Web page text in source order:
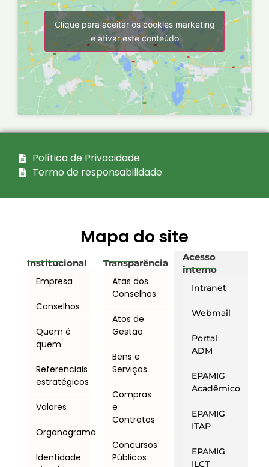
Clique para aceitar os cookies marketing
e ativar este conteúdo
Política de Privacidade
Termo de responsabilidade
Mapa do site
Institucional
Empresa
Conselhos
Quem é
quem
Referenciais
estratégicos
Valores
Organograma
Identidade
Transparência
Atas dos
Conselhos
Atos de
Gestão
Bens e
Serviços
Compras
e
Contratos
Concursos
Públicos
Acesso
interno
Intranet
Webmail
Portal
ADM
EPAMIG
Acadêmico
EPAMIG
ITAP
EPAMIG
ILCT